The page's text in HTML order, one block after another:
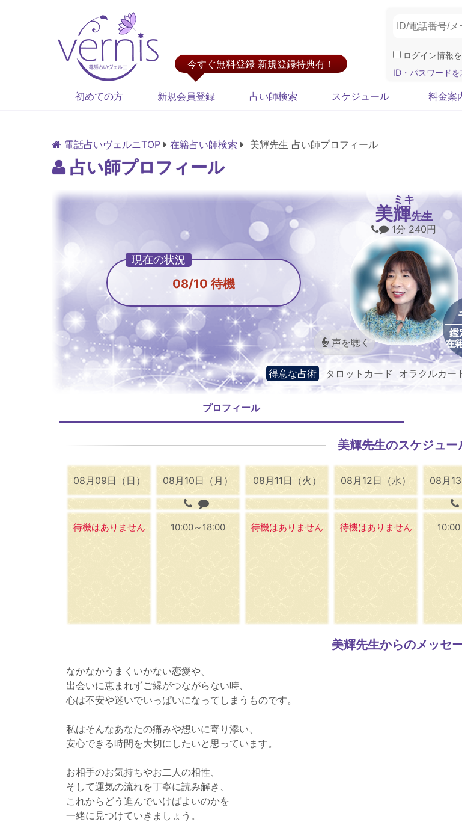
今すぐ無料登録 新規登録特典有！
ログイン情報
ID・パスワード
初めての方 新規会員登録 占い師検索 スケジュール 料金案
電話占いヴェルニTOP 在籍占い師検索 美輝先生 占い師プロフィール
占い師プロフィール
ミキ
美輝先生
声を聴く
鑑
在
得意な占術 タロットカード オラクルカー
1分 240円
08/10 待機
プロフィール
美輝先生のスケジュー
08月09日（日）
待機はありません
08月10日（月）
10:00～18:00
08月11日（火）
待機はありません
08月12日（水）
待機はありません
08月13
美輝先生からのメッセ
なかなかうまくいかない恋愛や、
出会いに恵まれずご縁がつながらない時、
心は不安や迷いでいっぱいになってしまうものです。
私はそんなあなたの痛みや想いに寄り添い、
安心できる時間を大切にしたいと思っています。
お相手のお気持ちやお二人の相性、
そして運気の流れを丁寧に読み解き、
これからどう進んでいけばよいのかを
一緒に見つけていきましょう。